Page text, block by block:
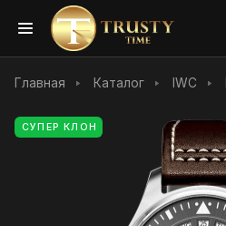
Главная Каталог IWC
СУПЕР КЛОН